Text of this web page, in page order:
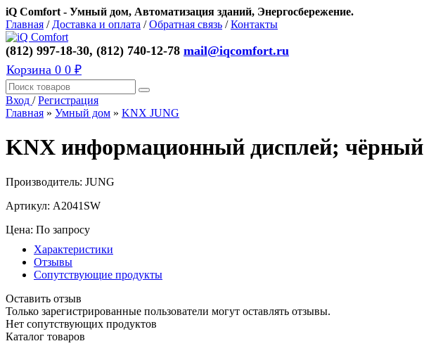
iQ Comfort - Умный дом, Автоматизация зданий, Энергосбережение.
Главная / Доставка и оплата /Обратная связь /Контакты
(812) 997-18-30, (812) 740-12-78 mail@iqcomfort.ru
Корзина 0 0 ₽
Вход /Регистрация
Главная » Умный дом » KNX JUNG
KNX информационный дисплей; чёрный
Производитель: JUNG
Артикул: A2041SW
Цена: По запросу
Характеристики
Отзывы
Сопутствующие продукты
Оставить отзыв
Только зарегистрированные пользователи могут оставлять отзывы.
Нет сопутствующих продуктов
Каталог товаров